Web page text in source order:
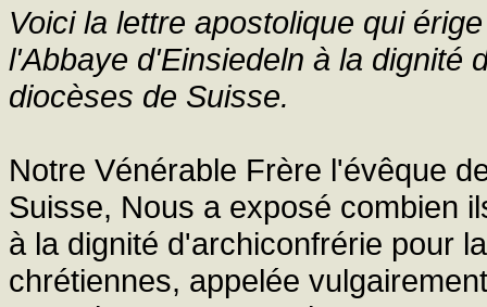
Voici la lettre apostolique qui
l'Abbaye d'Einsiedeln à la dignité
diocèses de Suisse.
Notre Vénérable Frère l'évêque
Suisse, Nous a exposé combien
à la dignité d'archiconfrérie pour
chrétiennes, appelée